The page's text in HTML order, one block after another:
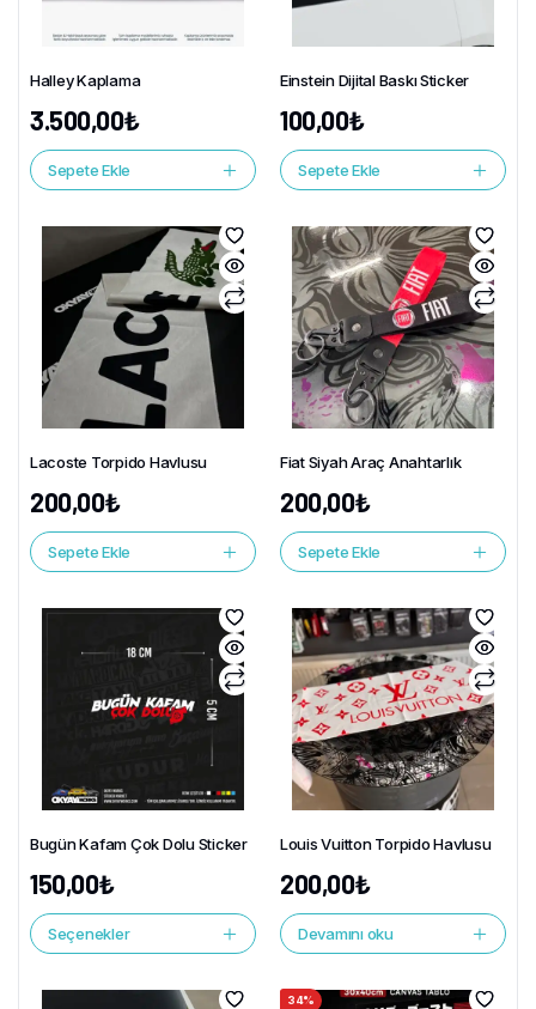
Halley Kaplama
3.500,00₺
Sepete Ekle
Einstein Dijital Baskı Sticker
100,00₺
Sepete Ekle
Lacoste Torpido Havlusu
200,00₺
Sepete Ekle
Fiat Siyah Araç Anahtarlık
200,00₺
Sepete Ekle
Bugün Kafam Çok Dolu Sticker
150,00₺
Seçenekler
Louis Vuitton Torpido Havlusu
200,00₺
Devamını oku
34%